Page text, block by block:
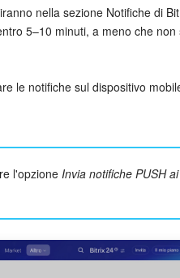
scadenze imminenti.
nella sezione Notifiche di
5–10 minuti, a meno che
le notifiche sul dispositivo
l'opzione Invia notifiche PUSH